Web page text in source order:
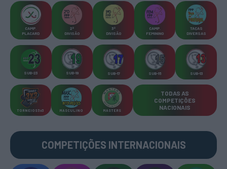
CAMP
PLACARD
2ª
DIVISÃO
3ª
DIVISÃO
CAMP
FEMININO
TAÇAS
DIVERSAS
SUB-23 SUB-19 SUB-17 SUB-15 SUB-13
TORNEIOS 3x3 MASCULINO MASTERS
TODAS AS
COMPETIÇÕES
NACIONAIS
COMPETIÇÕES INTERNACIONAIS